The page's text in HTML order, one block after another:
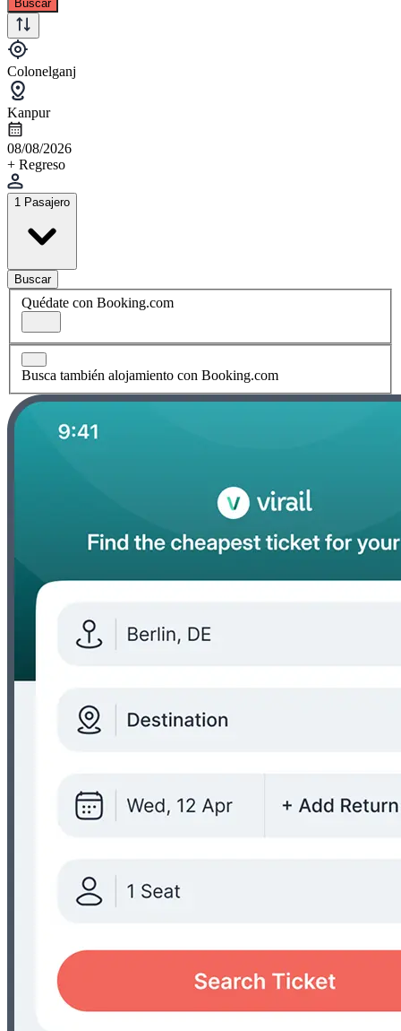
Buscar
Colonelganj
Kanpur
08/08/2026
+ Regreso
1 Pasajero
Buscar
Quédate con Booking.com
Busca también alojamiento con Booking.com